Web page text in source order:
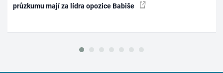
průzkumu mají za lídra opozice Babiše